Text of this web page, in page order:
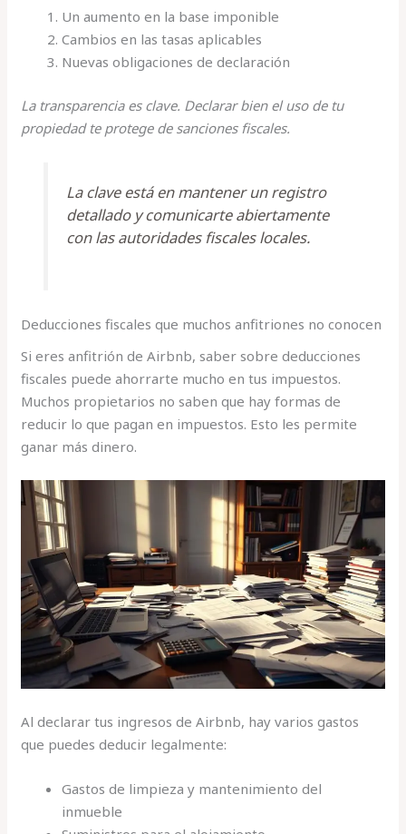
Un aumento en la base imponible
Cambios en las tasas aplicables
Nuevas obligaciones de declaración
La transparencia es clave. Declarar bien el uso de tu
propiedad te protege de sanciones fiscales.
La clave está en mantener un registro
detallado y comunicarte abiertamente
con las autoridades fiscales locales.
Deducciones fiscales que muchos anfitriones no conocen
Si eres anfitrión de Airbnb, saber sobre deducciones
fiscales puede ahorrarte mucho en tus impuestos.
Muchos propietarios no saben que hay formas de
reducir lo que pagan en impuestos. Esto les permite
ganar más dinero.
Al declarar tus ingresos de Airbnb, hay varios gastos
que puedes deducir legalmente:
Gastos de limpieza y mantenimiento del
inmueble